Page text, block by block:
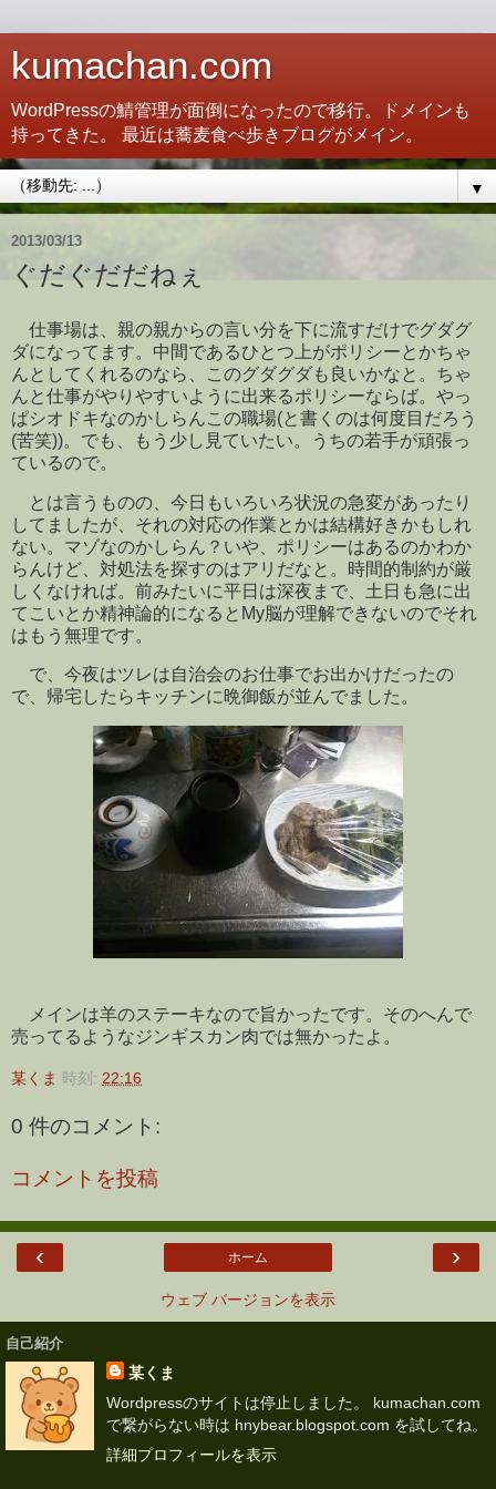
kumachan.com
WordPressの鯖管理が面倒になったので移行。ドメインも
持ってきた。 最近は蕎麦食べ歩きブログがメイン。
▼
2013/03/13
ぐだぐだだねぇ
仕事場は、親の親からの言い分を下に流すだけでグダグ
ダになってます。中間であるひとつ上がポリシーとかちゃ
んとしてくれるのなら、このグダグダも良いかなと。ちゃ
んと仕事がやりやすいように出来るポリシーならば。やっ
ぱシオドキなのかしらんこの職場(と書くのは何度目だろう
(苦笑))。でも、もう少し見ていたい。うちの若手が頑張っ
ているので。
とは言うものの、今日もいろいろ状況の急変があったり
してましたが、それの対応の作業とかは結構好きかもしれ
ない。マゾなのかしらん？いや、ポリシーはあるのかわか
らんけど、対処法を探すのはアリだなと。時間的制約が厳
しくなければ。前みたいに平日は深夜まで、土日も急に出
てこいとか精神論的になるとMy脳が理解できないのでそれ
はもう無理です。
で、今夜はツレは自治会のお仕事でお出かけだったの
で、帰宅したらキッチンに晩御飯が並んでました。
メインは羊のステーキなので旨かったです。そのへんで
売ってるようなジンギスカン肉では無かったよ。
某くま 時刻: 22:16
0 件のコメント:
コメントを投稿
‹ ›
ホーム
ウェブ バージョンを表示
自己紹介
某くま
Wordpressのサイトは停止しました。 kumachan.com
で繋がらない時は hnybear.blogspot.com を試してね。
詳細プロフィールを表示